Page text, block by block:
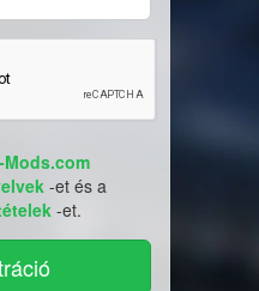
Mods.com
-et és a
-et.